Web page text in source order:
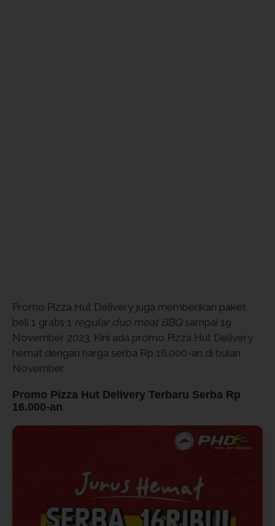
Promo Pizza Hut Delivery juga memberikan paket
beli 1 gratis 1 regular duo meat BBQsampai 19
November 2023. Kini ada promo Pizza Hut Delivery
hemat dengan harga serba Rp 16.000-an di bulan
November.
Promo Pizza Hut Delivery Terbaru Serba Rp
16.000-an